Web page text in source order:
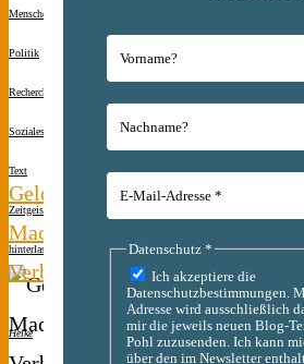
Menschen(s)kinder
Politik
Recherche
Soziales
Text
Zeitgeist
hinterlassen
Geld.
Macht.
Verbrechen.
Heike
Datenschutz *
Ich akzeptiere die
Datenschutzbestimmungen.
Adresse wird ausschließlich
mir die jeweils neuen Blog-
Pohl zuzusenden. Ich kann
über den im Newsletter